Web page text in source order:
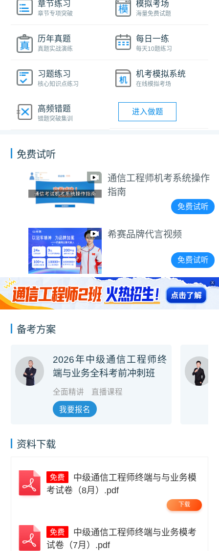
章节练习
章节专项突破
模拟考场
海量免费试题
历年真题
真题实战演练
每日一练
每天10题练习
习题练习
核心知识点练习
机考模拟系统
在线模拟考场
高频错题
错题突破集训
进入做题
免费试听
通信工程师机考系统操作
指南
免费试听
希赛品牌代言视频
免费试听
X
备考方案
2026年中级通信工程师终
端与业务全科考前冲刺班
全面精讲 直播课程
我要报名
资料下载
考试卷（8月）.pdf
下载
试卷（7月）.pdf